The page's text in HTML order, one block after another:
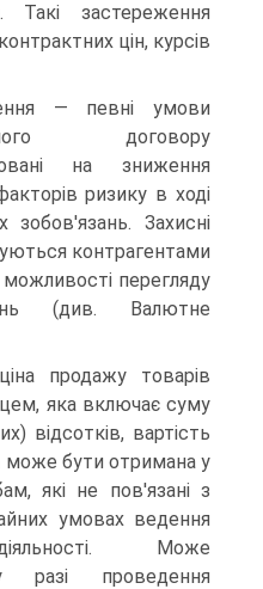
Такі застереження
цін, курсів
— певні умови
договору
на зниження
ризику в ході
зобов'язань. Захисні
контрагентами
перегляду
(див. Валютне
продажу товарів
яка включає суму
відсотків, вартість
може бути отримана у
які не пов'язані з
умовах ведення
Може
разі проведення